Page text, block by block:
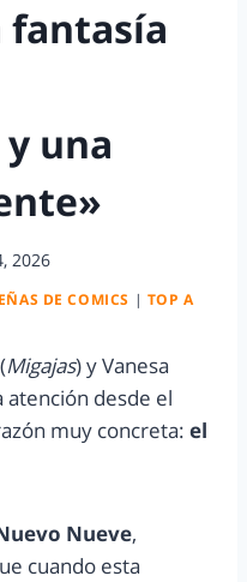
fantasía
una
2026
DE COMICS | TOP A
Migajas) y Vanesa
atención desde el
muy concreta: el
Nueve,
cuando esta